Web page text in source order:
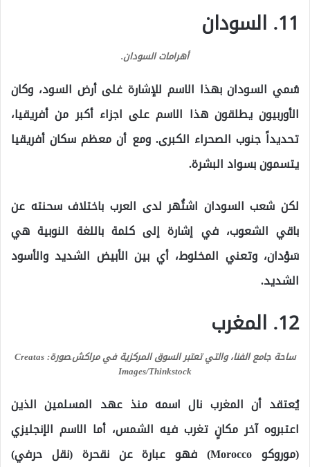
11. السودان
أهرامات السودان.
سُمي السودان بهذا الاسم للإشارة غلى أرض السود، وكان
الأوربيون يطلقون هذا الاسم على اجزاء أكبر من أفريقيا،
تحديداً جنوب الصحراء الكبرى. ومع أن معظم سكان أفريقيا
يتسمون بسواد البشرة.
لكن شعب السودان اشتُهر لدى العرب باختلاف سحنته عن
باقي الشعوب، في إشارة إلى كلمة باللغة النوبية هي
سَوْدان، وتعني المخلوط، أي بين الأبيض الشديد والأسود
الشديد.
12. المغرب
ساحة جامع الفنا، والتي تعتبر السوق المركزية في مراكش.
صورة: Creatas
Images/Thinkstock
يُعتقد أن المغرب نال اسمه منذ عهد المسلمين الذين
اعتبروه آخر مكانٍ تغرب فيه الشمس، أما الاسم الإنجليزي
(موروكو Morocco) فهو عبارة عن نقحرة (نقل حرفي)